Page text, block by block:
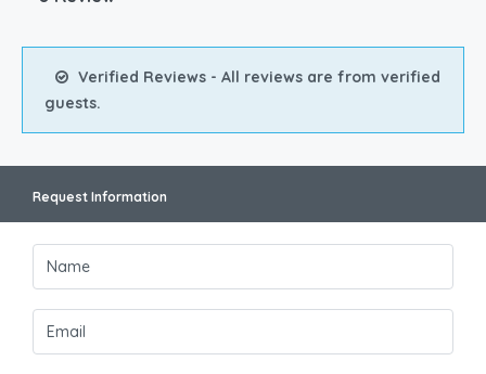
Verified Reviews - All reviews are from verified
guests.
Request Information